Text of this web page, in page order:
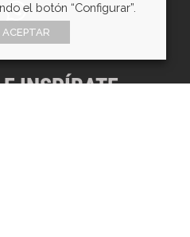
INSPÍRATE
el botón “Configurar”.
ACEPTAR